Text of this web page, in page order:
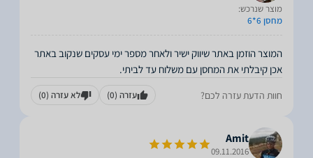
מוצר שנרכש:
מחסן 6*6
המוצר הוזמן באתר שיווק ישיר ולאחר מספר ימי עסקים שנקוב באתר
אכן קיבלתי את המחסן עם משלוח עד לביתי.
חוות הדעת עזרה לכם? עזרה (0) לא עזרה (0)
Amit
09.11.2016